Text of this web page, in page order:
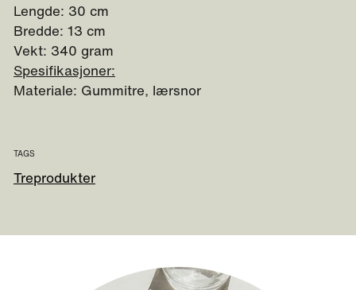
Lengde: 30 cm
Bredde: 13 cm
Vekt: 340 gram
Spesifikasjoner:
Materiale: Gummitre, lærsnor
TAGS
Treprodukter